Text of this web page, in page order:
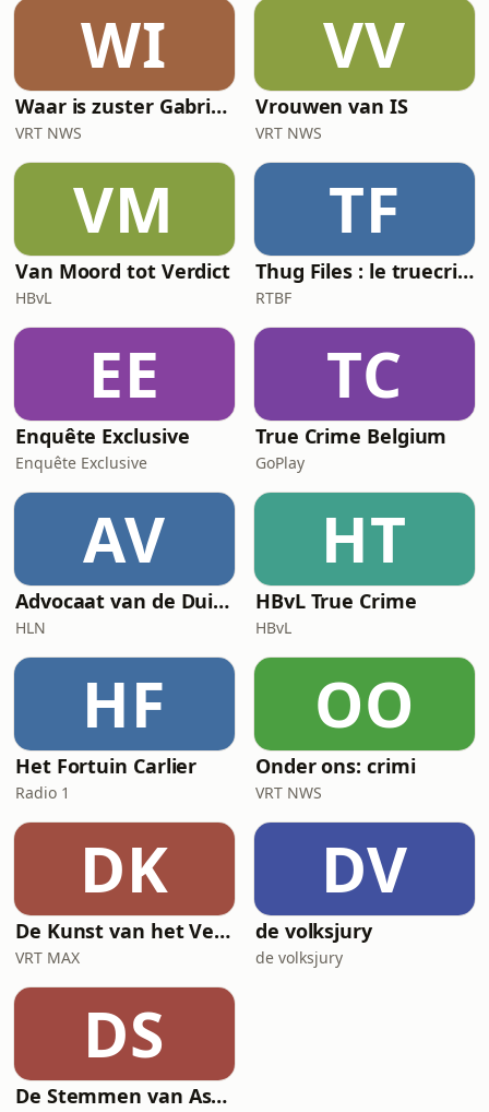
WI
Waar is zuster Gabrielle?
VRT NWS
VV
Vrouwen van IS
VRT NWS
VM
Van Moord tot Verdict
HBvL
TF
Thug Files : le truecrime du rap
RTBF
EE
Enquête Exclusive
Enquête Exclusive
TC
True Crime Belgium
GoPlay
AV
Advocaat van de Duivel
HLN
HT
HBvL True Crime
HBvL
HF
Het Fortuin Carlier
Radio 1
OO
Onder ons: crimi
VRT NWS
DK
De Kunst van het Verdwijnen
VRT MAX
DV
de volksjury
de volksjury
DS
De Stemmen van Assisen